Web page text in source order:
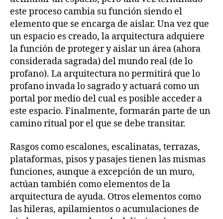
este proceso cambia su función siendo el
elemento que se encarga de aislar. Una vez que
un espacio es creado, la arquitectura adquiere
la función de proteger y aislar un área (ahora
considerada sagrada) del mundo real (de lo
profano). La arquitectura no permitirá que lo
profano invada lo sagrado y actuará como un
portal por medio del cual es posible acceder a
este espacio. Finalmente, formarán parte de un
camino ritual por el que se debe transitar.
Rasgos como escalones, escalinatas, terrazas,
plataformas, pisos y pasajes tienen las mismas
funciones, aunque a excepción de un muro,
actúan también como elementos de la
arquitectura de ayuda. Otros elementos como
las hileras, apilamientos o acumulaciones de